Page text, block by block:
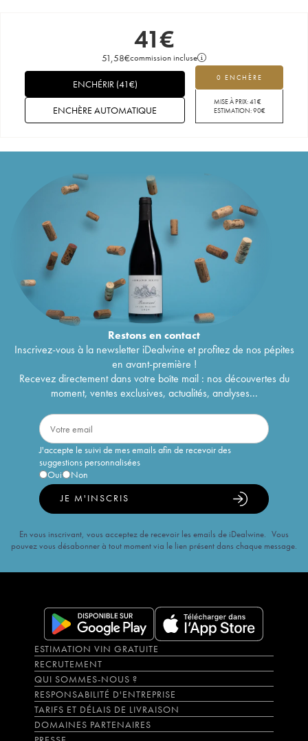
41€
51,58€commission incluse
0 ENCHÈRE
MISE À PRIX:41€
ESTIMATION:90€
ENCHÉRIR(41€)
ENCHÈRE AUTOMATIQUE
Restons encontact
Inscrivez-vous à la newsletter iDealwine et profitez de nos pépites
en avant-première !
Recevez directement dans votre boîte mail : nos découvertes du
moment, ventes exclusives, actualités, analyses...
J'accepte le suivi de mes emails afin de recevoir des
suggestions personnalisées
Oui
Non
JE M'INSCRIS
En vous inscrivant, vous acceptez de recevoir les emails de iDealwine. Vous
pouvez vous désabonner à tout moment via le lien présent dans chaque message.
ESTIMATION VIN GRATUITE
RECRUTEMENT
QUI SOMMES-NOUS ?
RESPONSABILITÉ D'ENTREPRISE
TARIFS ET DÉLAIS DE LIVRAISON
DOMAINES PARTENAIRES